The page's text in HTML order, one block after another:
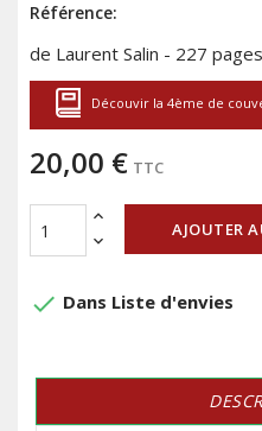
Référence:
de Laurent Salin - 227 pages
Découvir la 4ème de
20,00 € TTC
AJOUTER
done Dans Liste d'envies